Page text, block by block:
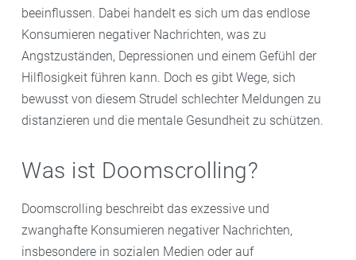
beeinflussen. Dabei handelt es sich um das endlose
Konsumieren negativer Nachrichten, was zu
Angstzuständen, Depressionen und einem Gefühl der
Hilflosigkeit führen kann. Doch es gibt Wege, sich
bewusst von diesem Strudel schlechter Meldungen zu
distanzieren und die mentale Gesundheit zu schützen.
Was ist Doomscrolling?
Doomscrolling beschreibt das exzessive und
zwanghafte Konsumieren negativer Nachrichten,
insbesondere in sozialen Medien oder auf